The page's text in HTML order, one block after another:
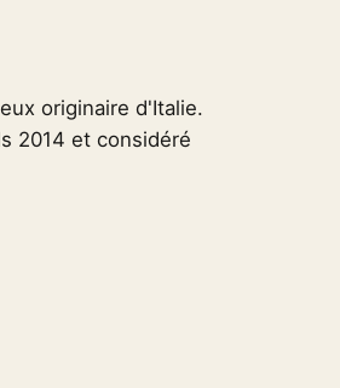
originaire d'Italie.
2014 et considéré